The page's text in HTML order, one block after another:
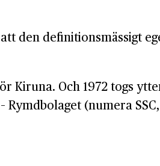
den definitions­mässigt
Kiruna. Och 1972 togs
(numera SSC,